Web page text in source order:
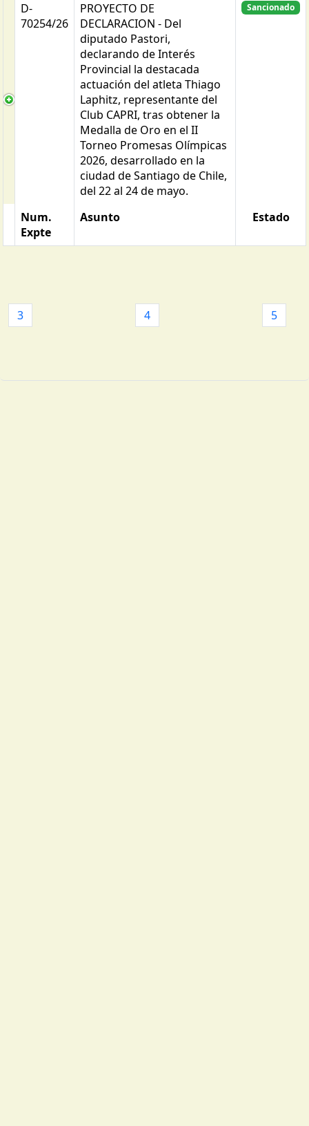
D-
70254/26
PROYECTO DE
DECLARACION - Del
diputado Pastori,
declarando de Interés
Provincial la destacada
actuación del atleta Thiago
Laphitz, representante del
Club CAPRI, tras obtener la
Medalla de Oro en el II
Torneo Promesas Olímpicas
2026, desarrollado en la
ciudad de Santiago de Chile,
del 22 al 24 de mayo.
Sancionado
Num.
Expte
Asunto Estado
3 4 5